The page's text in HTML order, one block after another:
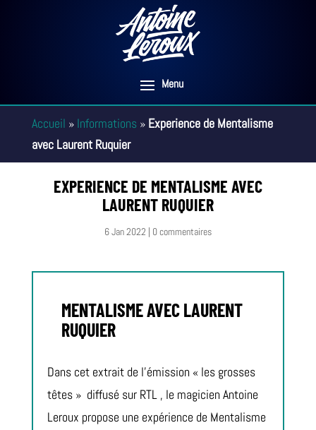
Accueil » Informations » Experience de Mentalisme
avec Laurent Ruquier
EXPERIENCE DE MENTALISME AVEC
LAURENT RUQUIER
6 Jan 2022 | 0 commentaires
MENTALISME AVEC LAURENT
RUQUIER
Dans cet extrait de l’émission « les grosses
têtes » diffusé sur RTL , le magicien Antoine
Leroux propose une expérience de Mentalisme